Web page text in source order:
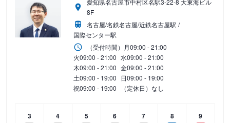
愛知県名古屋市中村区名駅3-22-8 大東海ビル
8F
名古屋/名鉄名古屋/近鉄名古屋駅
国際センター駅
（受付時間） 月09:00 - 21:00
火09:00 - 21:00 水09:00 - 21:00
木09:00 - 21:00 金09:00 - 21:00
土09:00 - 19:00 日09:00 - 19:00
祝09:00 - 19:00 （定休日）なし
3
4
5
6
7
8
9